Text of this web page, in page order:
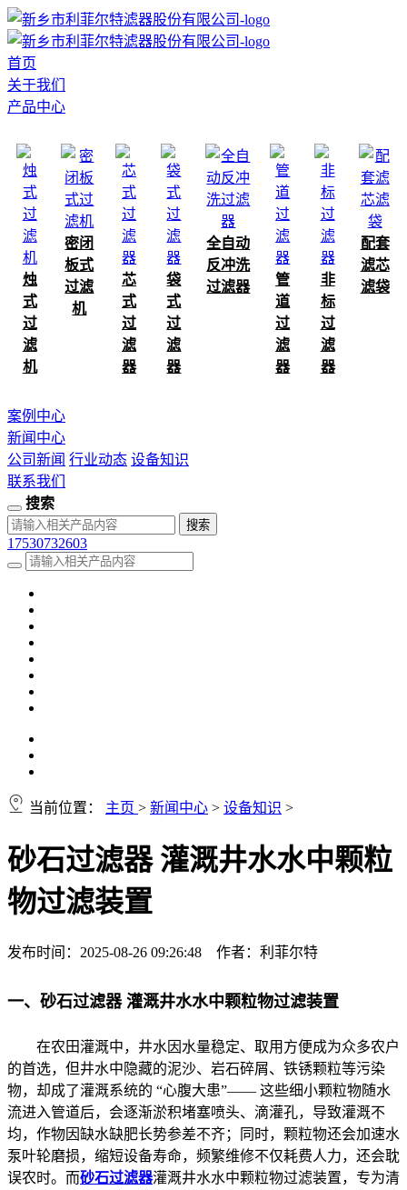
首页
关于我们
产品中心
烛
式
过
滤
机
密闭
板式
过滤
机
芯
式
过
滤
器
袋
式
过
滤
器
全自动
反冲洗
过滤器
管
道
过
滤
器
非
标
过
滤
器
配套
滤芯
滤袋
案例中心
新闻中心
公司新闻 行业动态 设备知识
联系我们
搜索
17530732603
当前位置： 主页 > 新闻中心 > 设备知识 >
砂石过滤器 灌溉井水水中颗粒
物过滤装置
发布时间：2025-08-26 09:26:48 作者：利菲尔特
一、砂石过滤器 灌溉井水水中颗粒物过滤装置
在农田灌溉中，井水因水量稳定、取用方便成为众多农户
的首选，但井水中隐藏的泥沙、岩石碎屑、铁锈颗粒等污染
物，却成了灌溉系统的 “心腹大患”—— 这些细小颗粒物随水
流进入管道后，会逐渐淤积堵塞喷头、滴灌孔，导致灌溉不
均，作物因缺水缺肥长势参差不齐；同时，颗粒物还会加速水
泵叶轮磨损，缩短设备寿命，频繁维修不仅耗费人力，还会耽
误农时。而砂石过滤器灌溉井水水中颗粒物过滤装置，专为清